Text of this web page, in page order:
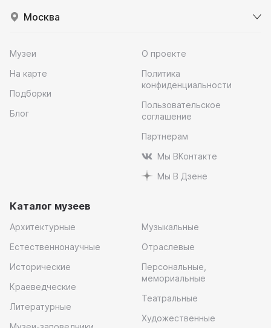
Москва
Музеи
На карте
Подборки
Блог
О проекте
Политика
конфиденциальности
Пользовательское
соглашение
Партнерам
Мы ВКонтакте
Мы В Дзене
Каталог музеев
Архитектурные
Естественнонаучные
Исторические
Краеведческие
Литературные
Музыкальные
Отраслевые
Персональные,
мемориальные
Театральные
Художественные